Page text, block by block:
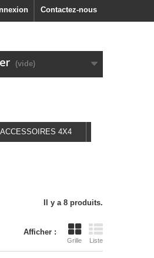
Contactez-nous
(vide)
ACCESSOIRES 4X4
Il y a 8 produits.
Afficher :
Grille Liste